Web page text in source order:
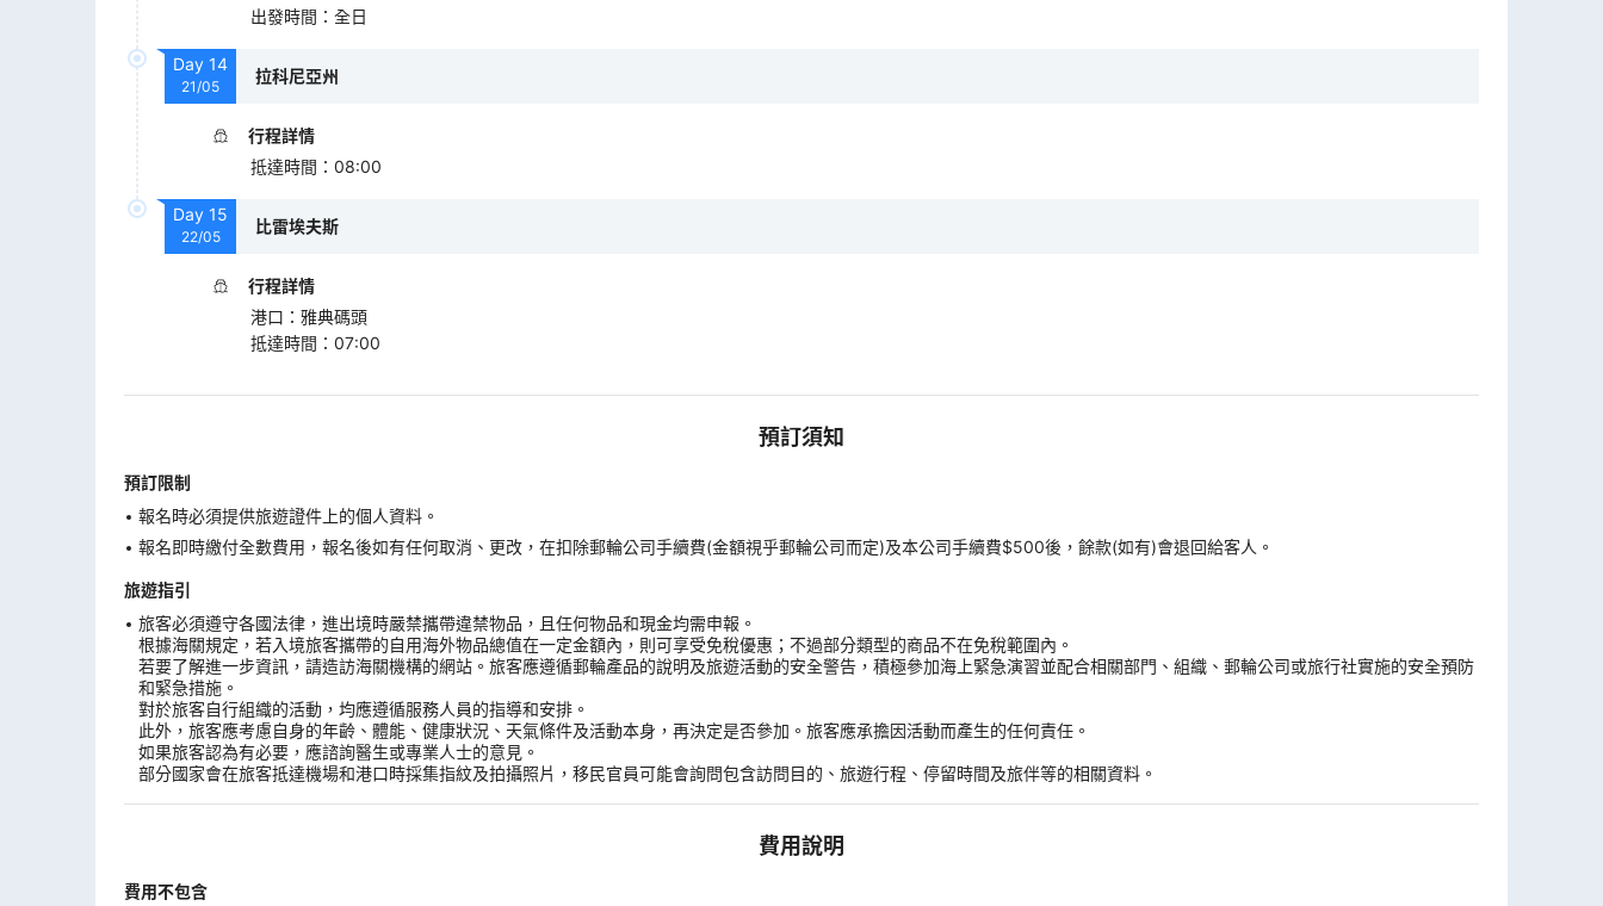
出發時間 ： 全日
Day 14
21/05
拉科尼亞州
行程詳情
抵達時間 ： 08:00
Day 15
22/05
比雷埃夫斯
行程詳情
港口 ： 雅典碼頭
抵達時間 ： 07:00
預訂須知
預訂限制
報名時必須提供旅遊證件上的個人資料。
報名即時繳付全數費用，報名後如有任何取消、更改，在扣除郵輪公司手續費(金額視乎郵輪公司而定)及本公司手續費$500後，餘款(如有)會退回給客人。
旅遊指引
旅客必須遵守各國法律，進出境時嚴禁攜帶違禁物品，且任何物品和現金均需申報。
根據海關規定，若入境旅客攜帶的自用海外物品總值在一定金額內，則可享受免稅優惠；不過部分類型的商品不在免稅範圍內。
若要了解進一步資訊，請造訪海關機構的網站。旅客應遵循郵輪產品的說明及旅遊活動的安全警告，積極參加海上緊急演習並配合相關部門、組織、郵輪公司或旅行社實施的安全預防
和緊急措施。
對於旅客自行組織的活動，均應遵循服務人員的指導和安排。
此外，旅客應考慮自身的年齡、體能、健康狀況、天氣條件及活動本身，再決定是否參加。旅客應承擔因活動而產生的任何責任。
如果旅客認為有必要，應諮詢醫生或專業人士的意見。
部分國家會在旅客抵達機場和港口時採集指紋及拍攝照片，移民官員可能會詢問包含訪問目的、旅遊行程、停留時間及旅伴等的相關資料。
費用說明
費用不包含